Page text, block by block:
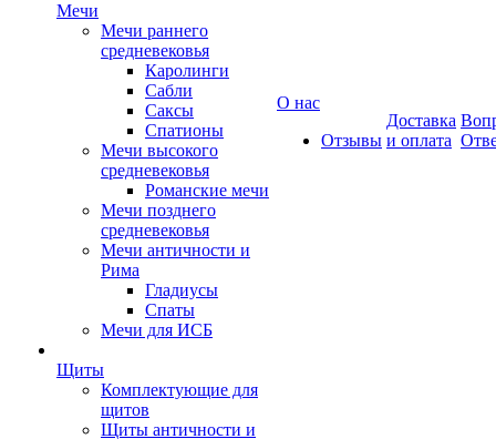
Мечи
Мечи раннего
средневековья
Каролинги
Сабли
Саксы
Спатионы
Мечи высокого
средневековья
Романские мечи
Мечи позднего
средневековья
Мечи античности и
Рима
Гладиусы
Спаты
Мечи для ИСБ
Щиты
Комплектующие для
щитов
Щиты античности и
О нас
Отзывы
Доставка
и оплата